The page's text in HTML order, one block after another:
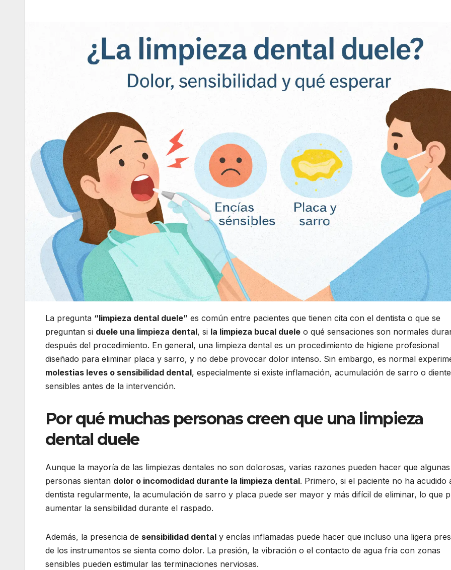
La pregunta “limpieza dental duele” es común entre pacientes que tienen cita con el dentista o que se
preguntan si duele una limpieza dental, si la limpieza bucal duele o qué sensaciones son normales
después del procedimiento. En general, una limpieza dental es un procedimiento de higiene profesional
diseñado para eliminar placa y sarro, y no debe provocar dolor intenso. Sin embargo, es normal
molestias leves o sensibilidad dental, especialmente si existe inflamación, acumulación de sarro o
sensibles antes de la intervención.
Por qué muchas personas creen que una limpieza
dental duele
Aunque la mayoría de las limpiezas dentales no son dolorosas, varias razones pueden hacer que algunas
personas sientan dolor o incomodidad durante la limpieza dental. Primero, si el paciente no ha acudido
dentista regularmente, la acumulación de sarro y placa puede ser mayor y más difícil de eliminar, lo que
aumentar la sensibilidad durante el raspado.
Además, la presencia de sensibilidad dental y encías inflamadas puede hacer que incluso una ligera
de los instrumentos se sienta como dolor. La presión, la vibración o el contacto de agua fría con zonas
sensibles pueden estimular las terminaciones nerviosas.